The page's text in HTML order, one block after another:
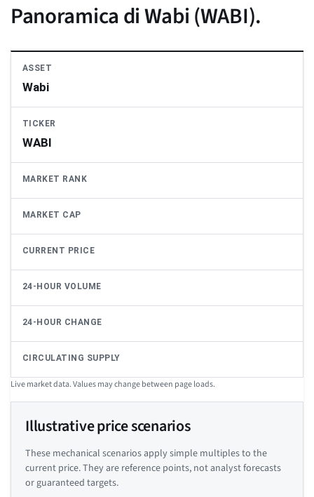
Panoramica di Wabi (WABI).
ASSET
Wabi
TICKER
WABI
MARKET RANK
MARKET CAP
CURRENT PRICE
24-HOUR VOLUME
24-HOUR CHANGE
CIRCULATING SUPPLY
Live market data. Values may change between page loads.
Illustrative price scenarios
These mechanical scenarios apply simple multiples to the
current price. They are reference points, not analyst forecasts
or guaranteed targets.